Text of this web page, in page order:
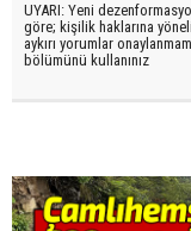
UYARI: Yeni
göre; kişilik haklarına
aykırı yorumlar
bölümünü kullanınız